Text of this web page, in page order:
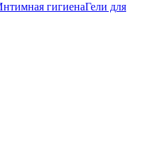
гигиенаГели для